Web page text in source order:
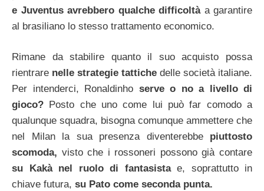
e Juventus avrebbero qualche difficoltà a garantire
al brasiliano lo stesso trattamento economico.
Rimane da stabilire quanto il suo acquisto possa
rientrare nelle strategie tattiche delle società italiane.
Per intenderci, Ronaldinho serve o no a livello di
gioco? Posto che uno come lui può far comodo a
qualunque squadra, bisogna comunque ammettere che
nel Milan la sua presenza diventerebbe piuttosto
scomoda, visto che i rossoneri possono già contare
su Kakà nel ruolo di fantasista e, soprattutto in
chiave futura, su Pato come seconda punta.